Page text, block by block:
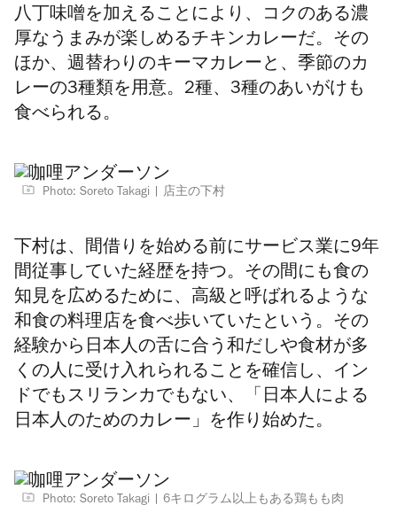
八丁味噌を加えることにより、コクのある濃
厚なうまみが楽しめるチキンカレーだ。その
ほか、週替わりのキーマカレーと、季節のカ
レーの3種類を用意。2種、3種のあいがけも
食べられる。
Photo: Soreto Takagi 店主の下村
下村は、間借りを始める前にサービス業に9年
間従事していた経歴を持つ。その間にも食の
知見を広めるために、高級と呼ばれるような
和食の料理店を食べ歩いていたという。その
経験から日本人の舌に合う和だしや食材が多
くの人に受け入れられることを確信し、イン
ドでもスリランカでもない、「日本人による
日本人のためのカレー」を作り始めた。
Photo: Soreto Takagi 6キログラム以上もある鶏もも肉